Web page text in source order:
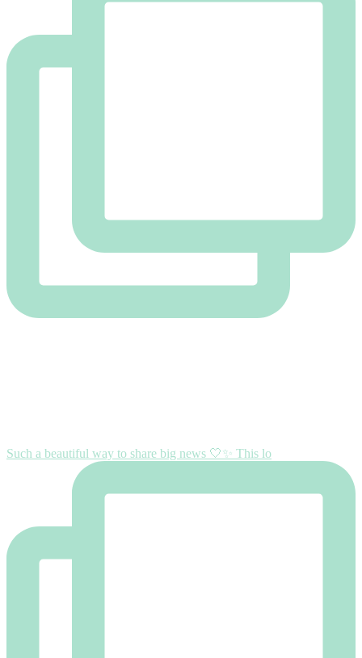
Such a beautiful way to share big news 🤍✨ This lo